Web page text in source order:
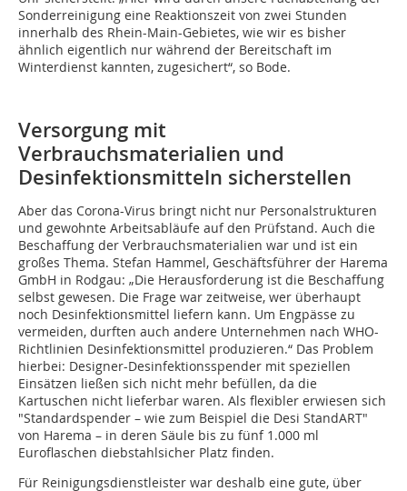
Sonderreinigung eine Reaktionszeit von zwei Stunden
innerhalb des Rhein-Main-Gebietes, wie wir es bisher
ähnlich eigentlich nur während der Bereitschaft im
Winterdienst kannten, zugesichert“, so Bode.
Versorgung mit
Verbrauchsmaterialien und
Desinfektionsmitteln sicherstellen
Aber das Corona-Virus bringt nicht nur Personalstrukturen
und gewohnte Arbeitsabläufe auf den Prüfstand. Auch die
Beschaffung der Verbrauchsmaterialien war und ist ein
großes Thema. Stefan Hammel, Geschäftsführer der Harema
GmbH in Rodgau: „Die Herausforderung ist die Beschaffung
selbst gewesen. Die Frage war zeitweise, wer überhaupt
noch Desinfektionsmittel liefern kann. Um Engpässe zu
vermeiden, durften auch andere Unternehmen nach WHO-
Richtlinien Desinfektionsmittel produzieren.“ Das Problem
hierbei: Designer-Desinfektionsspender mit speziellen
Einsätzen ließen sich nicht mehr befüllen, da die
Kartuschen nicht lieferbar waren. Als flexibler erwiesen sich
"Standardspender – wie zum Beispiel die Desi StandART"
von Harema – in deren Säule bis zu fünf 1.000 ml
Euroflaschen diebstahlsicher Platz finden.
Für Reinigungsdienstleister war deshalb eine gute, über